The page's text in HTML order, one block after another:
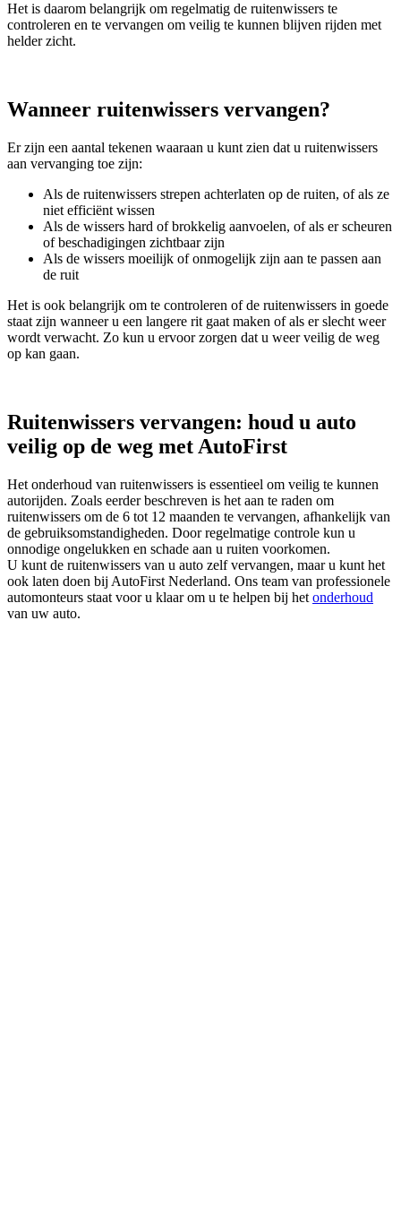
Het is daarom belangrijk om regelmatig de ruitenwissers te
controleren en te vervangen om veilig te kunnen blijven rijden met
helder zicht.
Wanneer ruitenwissers vervangen?
Er zijn een aantal tekenen waaraan u kunt zien dat u ruitenwissers
aan vervanging toe zijn:
Als de ruitenwissers strepen achterlaten op de ruiten, of als ze
niet efficiënt wissen
Als de wissers hard of brokkelig aanvoelen, of als er scheuren
of beschadigingen zichtbaar zijn
Als de wissers moeilijk of onmogelijk zijn aan te passen aan
de ruit
Het is ook belangrijk om te controleren of de ruitenwissers in goede
staat zijn wanneer u een langere rit gaat maken of als er slecht weer
wordt verwacht. Zo kun u ervoor zorgen dat u weer veilig de weg
op kan gaan.
Ruitenwissers vervangen: houd u auto
veilig op de weg met AutoFirst
Het onderhoud van ruitenwissers is essentieel om veilig te kunnen
autorijden. Zoals eerder beschreven is het aan te raden om
ruitenwissers om de 6 tot 12 maanden te vervangen, afhankelijk van
de gebruiksomstandigheden. Door regelmatige controle kun u
onnodige ongelukken en schade aan u ruiten voorkomen.
U kunt de ruitenwissers van u auto zelf vervangen, maar u kunt het
ook laten doen bij AutoFirst Nederland. Ons team van professionele
automonteurs staat voor u klaar om u te helpen bij het onderhoud
van uw auto.